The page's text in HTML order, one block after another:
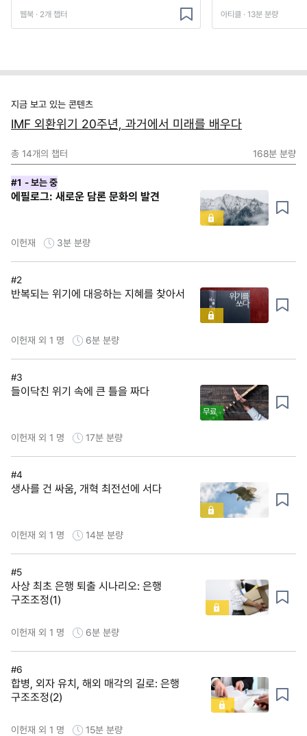
웹북 · 2개 챕터 아티클 · 13분 분량
지금 보고 있는 콘텐츠
IMF 외환위기 20주년, 과거에서 미래를 배우다
총 14개의 챕터 168분 분량
#1 - 보는 중
에필로그: 새로운 담론 문화의 발견
이헌재 3분 분량
#2
반복되는 위기에 대응하는 지혜를 찾아서
이헌재 외 1 명 6분 분량
#3
들이닥친 위기 속에 큰 틀을 짜다
무료
이헌재 외 1 명 17분 분량
#4
생사를 건 싸움, 개혁 최전선에 서다
이헌재 외 1 명 14분 분량
#5
사상 최초 은행 퇴출 시나리오: 은행
구조조정(1)
이헌재 외 1 명 6분 분량
#6
합병, 외자 유치, 해외 매각의 길로: 은행
구조조정(2)
이헌재 외 1 명 15분 분량